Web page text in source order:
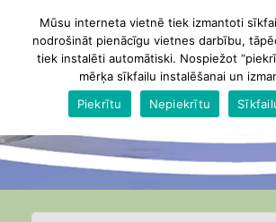
Mūsu interneta vietnē tiek izmantoti
nodrošināt pienācīgu vietnes darbību,
tiek instalēti automātiski. Nospiežot
mērķa sīkfailu instalēšanai un
Piekrītu
Nepiekrītu